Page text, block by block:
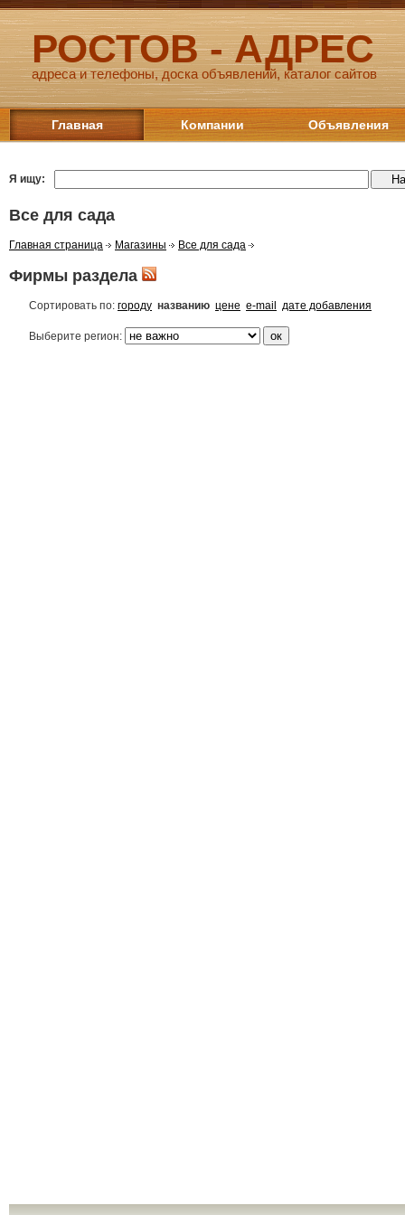
РОСТОВ - АДРЕС
адреса и телефоны, доска объявлений, каталог сайтов
Главная Компании Объявления
Я ищу:
Все для сада
Главная страница Магазины Все для сада
Фирмы раздела
Сортировать по: городу названию цене e-mail дате добавления
Выберите регион: